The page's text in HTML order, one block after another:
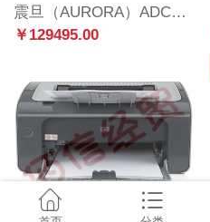
震旦（AURORA）ADC369 A3彩色数码复合机(输稿器+双纸盒+鞍式装订器+打孔单元+人脸识别+印量管理)安装售后
￥129495.00